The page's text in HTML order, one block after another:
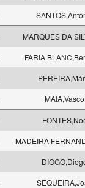
MARQUES DA
FARIA
MAIA,Vasco
MADEIRA